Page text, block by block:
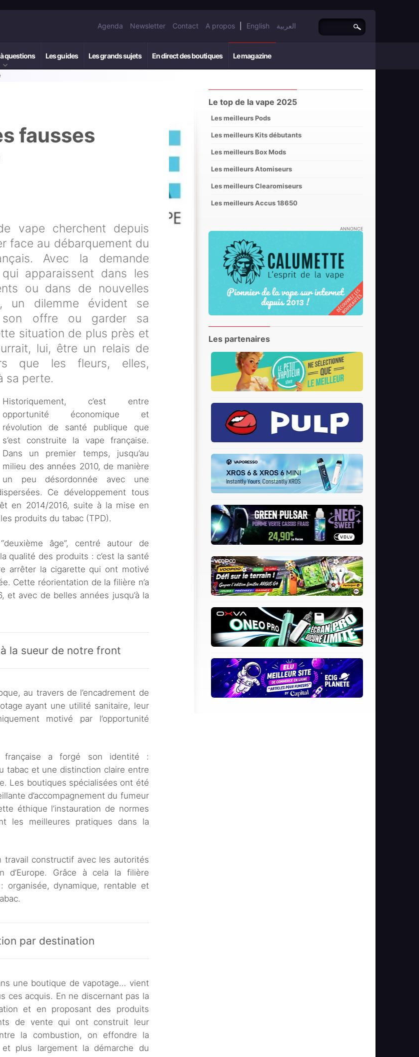
Agenda Newsletter Contact A propos English العربية
questions Les guides Les grands sujets En direct des boutiques Le magazine
fausses
vape cherchent depuis
face au débarquement du
Avec la demande
apparaissent dans les
ou dans de nouvelles
un dilemme évident se
offre ou garder sa
situation de plus près et
lui, être un relais de
que les fleurs, elles,
sa perte.
Historiquement, c’est entre
opportunité économique et
révolution de santé publique que
s’est construite la vape française.
Dans un premier temps, jusqu’au
milieu des années 2010, de manière
un peu désordonnée avec une
Ce développement tous
en 2014/2016, suite à la mise en
produits du tabac (TPD).
âge”, centré autour de
qualité des produits : c’est la santé
arrêter la cigarette qui ont motivé
Cette réorientation de la filière n’a
et avec de belles années jusqu’à la
la sueur de notre front
au travers de l’encadrement de
ayant une utilité sanitaire, leur
motivé par l’opportunité
a forgé son identité :
tabac et une distinction claire entre
Les boutiques spécialisées ont été
d’accompagnement du fumeur
éthique l’instauration de normes
les meilleures pratiques dans la
constructif avec les autorités
d’Europe. Grâce à cela la filière
organisée, dynamique, rentable et
par destination
une boutique de vapotage… vient
ces acquis. En ne discernant pas la
et en proposant des produits
de vente qui ont construit leur
la combustion, on effondre la
plus largement la démarche du
Le top de la vape 2025
Les meilleurs Pods
Les meilleurs Kits débutants
Les meilleurs Box Mods
Les meilleurs Atomiseurs
Les meilleurs Clearomiseurs
Les meilleurs Accus 18650
ANNONCE
Les partenaires